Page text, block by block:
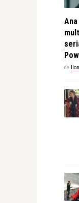
de